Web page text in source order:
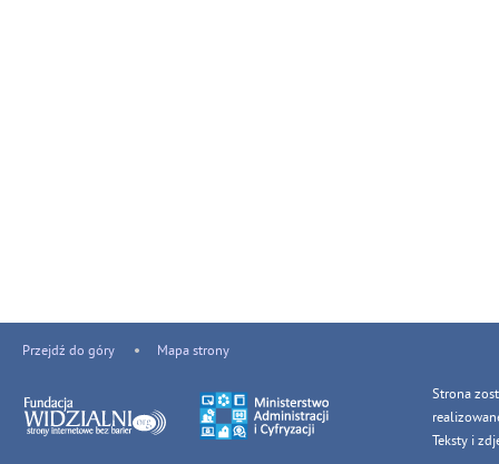
Przejdź do góry Mapa strony
Strona
Teksty i